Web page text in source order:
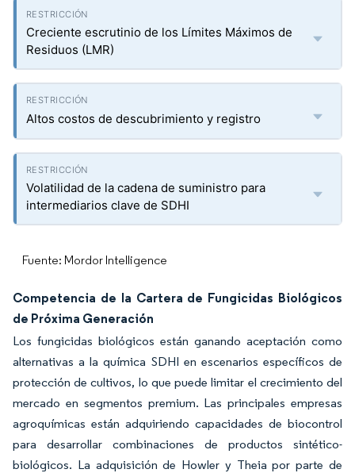
Creciente escrutinio de los Límites Máximos de
Residuos (LMR)
Altos costos de descubrimiento y registro
Volatilidad de la cadena de suministro para
intermediarios clave de SDHI
Fuente: Mordor Intelligence
Competencia de la Cartera de Fungicidas Biológicos
de Próxima Generación
Los fungicidas biológicos están ganando aceptación como
alternativas a la química SDHI en escenarios específicos de
protección de cultivos, lo que puede limitar el crecimiento del
mercado en segmentos premium. Las principales empresas
agroquímicas están adquiriendo capacidades de biocontrol
para desarrollar combinaciones de productos sintético-
biológicos. La adquisición de Howler y Theia por parte de